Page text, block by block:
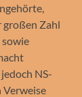
großen Zahl
NS-
Verweise